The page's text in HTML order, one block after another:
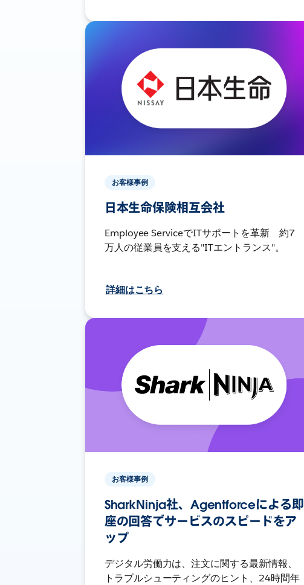
お客様事例
日本生命保険相互会社
Employee ServiceでITサポートを革新 約7
万人の従業員を支える"ITエントランス"。
詳細はこちら
お客様事例
SharkNinja社、Agentforceによる即
座の回答でサービスのスピードをア
ップ
デジタル労働力は、注文に関する最新情報、
トラブルシューティングのヒント、24時間年